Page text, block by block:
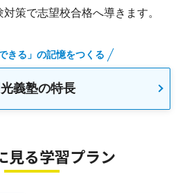
策で志望校合格へ導きます。
きる」の記憶をつくる
義塾の特長
見る学習プラン